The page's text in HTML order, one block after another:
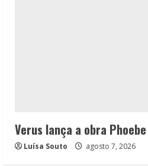
Verus lança a obra
Luísa Souto agosto 7, 2026